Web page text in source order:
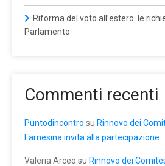
Riforma del voto all’estero: le
Parlamento
Commenti recenti
Puntodincontro su Rinnovo dei
Farnesina invita alla partecipazione
Valeria Arceo su Rinnovo dei